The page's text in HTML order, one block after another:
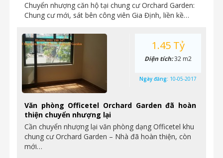
Chuyển nhượng căn hộ tại chung cư Orchard Garden:
Chung cư mới, sát bên công viên Gia Định, liền kề…
Văn phòng Officetel Orchard Garden đã hoàn
thiện chuyển nhượng lại
Cần chuyển nhượng lại văn phòng dạng Officetel khu
chung cư Orchard Garden – Nhà đã hoàn thiện, còn
mới…
1.45 Tỷ
Diện tích:32 m2
Ngày đăng: 10-05-2017